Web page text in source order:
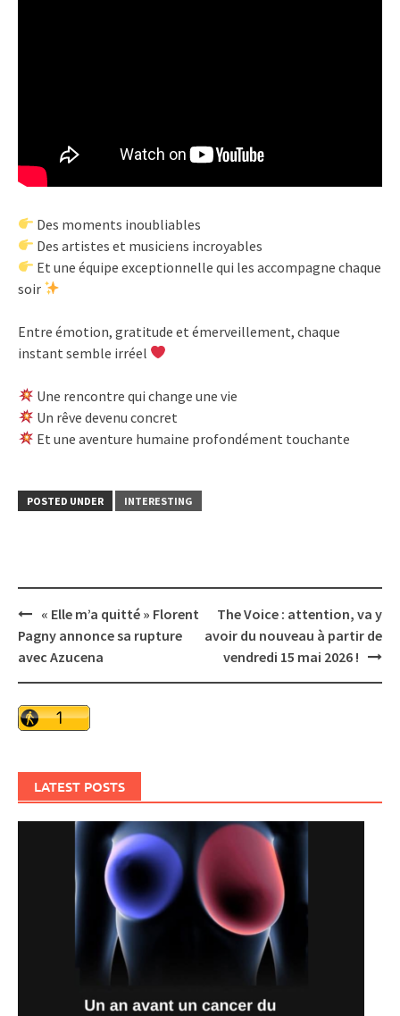
Des moments inoubliables
Des artistes et musiciens incroyables
Et une équipe exceptionnelle qui les accompagne chaque
soir
Entre émotion, gratitude et émerveillement, chaque
instant semble irréel
Une rencontre qui change une vie
Un rêve devenu concret
Et une aventure humaine profondément touchante
POSTED UNDER INTERESTING
Post
navigation
« Elle m’a quitté » Florent
Pagny annonce sa rupture
avec Azucena
The Voice : attention, va y
avoir du nouveau à partir de
vendredi 15 mai 2026 !
LATEST POSTS